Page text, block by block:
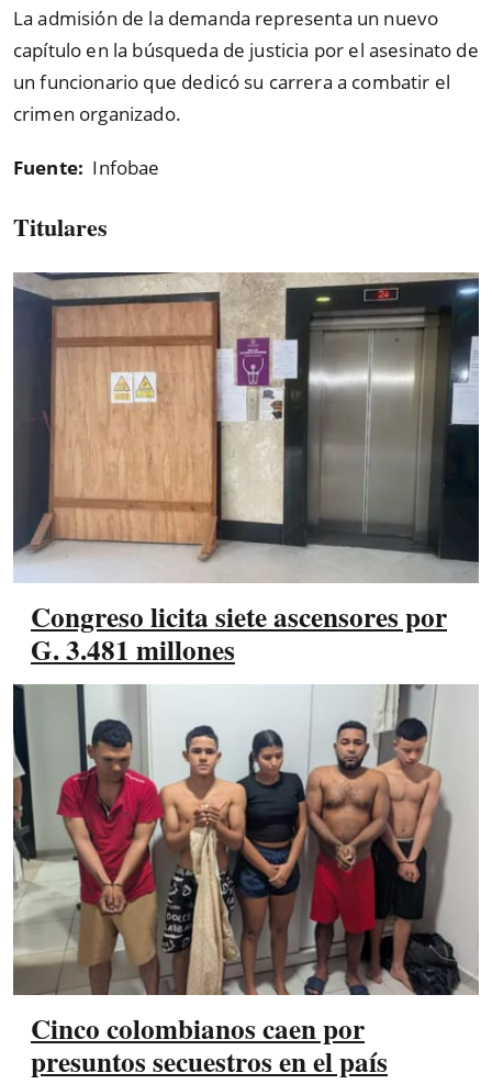
La admisión de la demanda representa un nuevo
capítulo en la búsqueda de justicia por el asesinato de
un funcionario que dedicó su carrera a combatir el
crimen organizado.
Fuente: Infobae
Titulares
Congreso licita siete ascensores por
G. 3.481 millones
Cinco colombianos caen por
presuntos secuestros en el país